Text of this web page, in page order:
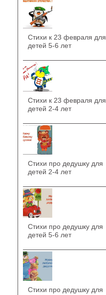
Стихи к 23 февраля для
детей 5-6 лет
Стихи к 23 февраля для
детей 2-4 лет
Стихи про дедушку для
детей 2-4 лет
Стихи про дедушку для
детей 5-6 лет
Стихи про дедушку для